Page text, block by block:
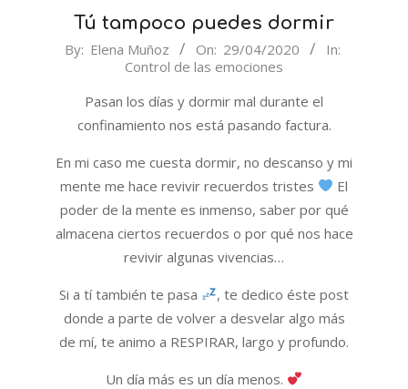
Tú tampoco puedes dormir
2020-
By: Elena Muñoz On: 29/04/2020
In:
Control de las emociones
Pasan los días y dormir mal durante el
confinamiento nos está pasando factura.
En mi caso me cuesta dormir, no descanso y mi
mente me hace revivir recuerdos tristes
El
poder de la mente es inmenso, saber por qué
almacena ciertos recuerdos o por qué nos hace
revivir algunas vivencias…
Si a tí también te pasa
, te dedico éste post
donde a parte de volver a desvelar algo más
de mí, te animo a RESPIRAR, largo y profundo.
Un día más es un día menos.